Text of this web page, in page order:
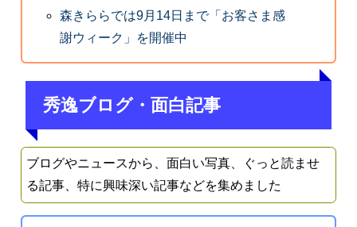
森きららでは9月14日まで「お客さま感
謝ウィーク」を開催中
秀逸ブログ・面白記事
ブログやニュースから、面白い写真、ぐっと読ませ
る記事、特に興味深い記事などを集めました